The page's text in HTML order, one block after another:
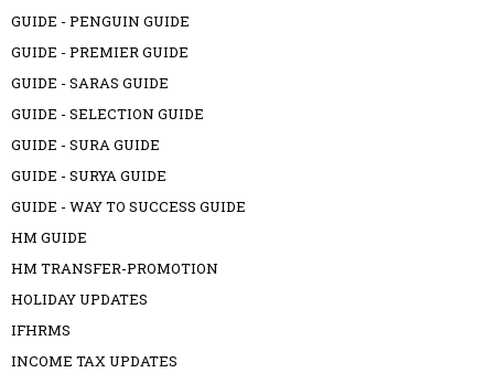
GUIDE - PENGUIN GUIDE
GUIDE - PREMIER GUIDE
GUIDE - SARAS GUIDE
GUIDE - SELECTION GUIDE
GUIDE - SURA GUIDE
GUIDE - SURYA GUIDE
GUIDE - WAY TO SUCCESS GUIDE
HM GUIDE
HM TRANSFER-PROMOTION
HOLIDAY UPDATES
IFHRMS
INCOME TAX UPDATES